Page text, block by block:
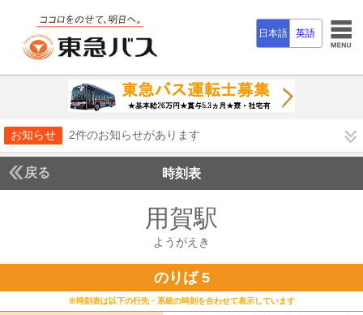
日本語 英語
お知らせ 2件のお知らせがあります
戻る 時刻表
用賀駅
ようがえき
のりば 5
※時刻表は以下の行先・系統の時刻を合わせて表示しています